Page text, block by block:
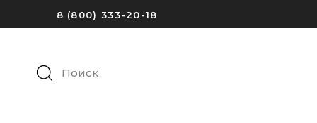
8 (800) 333-20-18
Поиск